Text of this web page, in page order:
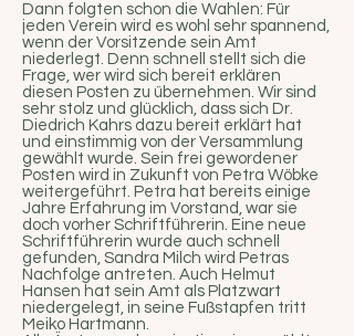
Dann folgten schon die Wahlen: Für
jeden Verein wird es wohl sehr spannend,
wenn der Vorsitzende sein Amt
niederlegt. Denn schnell stellt sich die
Frage, wer wird sich bereit erklären
diesen Posten zu übernehmen. Wir sind
sehr stolz und glücklich, dass sich Dr.
Diedrich Kahrs dazu bereit erklärt hat
und einstimmig von der Versammlung
gewählt wurde. Sein frei gewordener
Posten wird in Zukunft von Petra Wöbke
weitergeführt. Petra hat bereits einige
Jahre Erfahrung im Vorstand, war sie
doch vorher Schriftführerin. Eine neue
Schriftführerin wurde auch schnell
gefunden, Sandra Milch wird Petras
Nachfolge antreten. Auch Helmut
Hansen hat sein Amt als Platzwart
niedergelegt, in seine Fußstapfen tritt
Meiko Hartmann.